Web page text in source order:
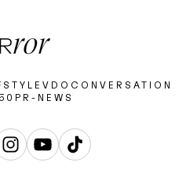
STYLE VDO CONVERSATION
PR-NEWS